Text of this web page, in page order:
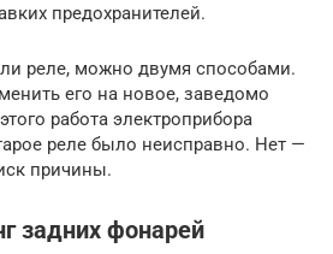
предохранителей.
ли реле, можно двумя способами.
его на новое, заведомо
работа электроприбора
реле было неисправно. Нет —
причины.
задних фонарей